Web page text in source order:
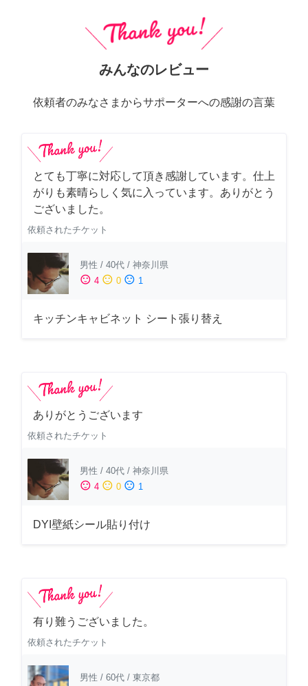
みんなのレビュー
依頼者のみなさまからサポーターへの感謝の言葉
とても丁寧に対応して頂き感謝しています。仕上
がりも素晴らしく気に入っています。ありがとう
ございました。
依頼されたチケット
男性 / 40代 / 神奈川県
sentiment_satisfied 4 sentiment_neutral 0 sentiment_dissatisfied 1
キッチンキャビネット シート張り替え
ありがとうございます
依頼されたチケット
男性 / 40代 / 神奈川県
sentiment_satisfied 4 sentiment_neutral 0 sentiment_dissatisfied 1
DYI壁紙シール貼り付け
有り難うございました。
依頼されたチケット
男性 / 60代 / 東京都